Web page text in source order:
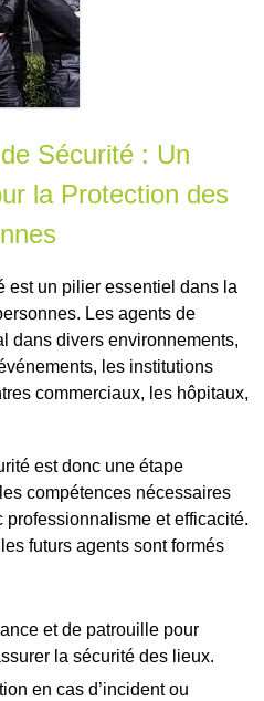
Sécurité : Un
la Protection des
est un pilier essentiel dans la
Les agents de
dans divers environnements,
les institutions
commerciaux, les hôpitaux,
est donc une étape
compétences nécessaires
professionnalisme et efficacité.
futurs agents sont formés
et de patrouille pour
la sécurité des lieux.
en cas d’incident ou